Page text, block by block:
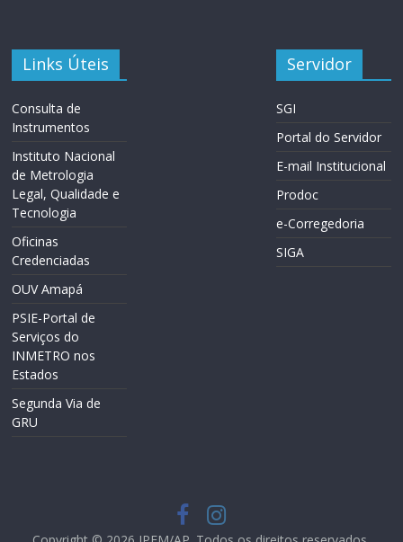
Links Úteis
Consulta de
Instrumentos
Instituto Nacional
de Metrologia
Legal, Qualidade e
Tecnologia
Oficinas
Credenciadas
OUV Amapá
PSIE-Portal de
Serviços do
INMETRO nos
Estados
Segunda Via de
GRU
Servidor
SGI
Portal do Servidor
E-mail Institucional
Prodoc
e-Corregedoria
SIGA